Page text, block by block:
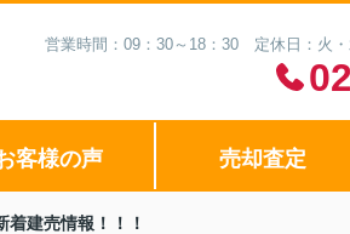
営業時間：09：30～18：30 定休日：火
客様の声 売却査定
建売情報！！！